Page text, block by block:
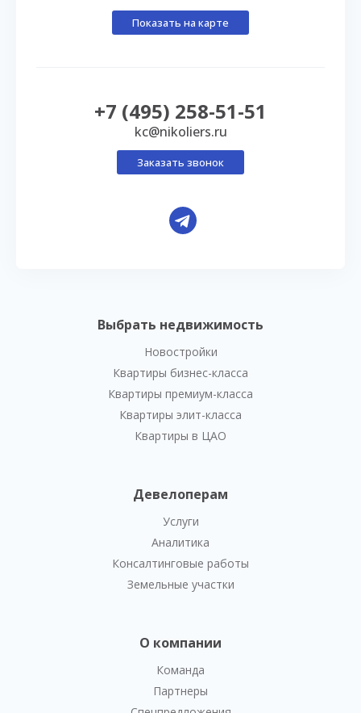
Выбрать недвижимость
Новостройки
Квартиры бизнес-класса
Квартиры премиум-класса
Квартиры элит-класса
Квартиры в ЦАО
Девелоперам
Услуги
Аналитика
Консалтинговые работы
Земельные участки
О компании
Команда
Партнеры
Показать на карте
+7 (495) 258-51-51
kc@nikoliers.ru
Заказать звонок